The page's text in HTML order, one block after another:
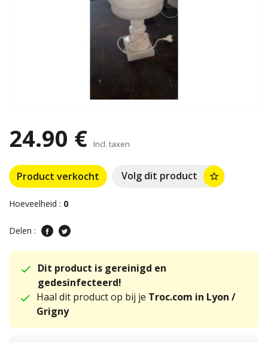
24.90 € Incl. taxen
Product verkocht Volg dit product star_border
Hoeveelheid : 0
Delen :
Dit product is gereinigd en
gedesinfecteerd!
Haal dit product op bij je Troc.com in Lyon /
Grigny